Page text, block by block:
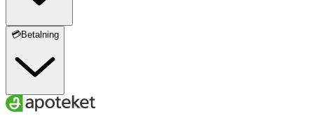
💳Betalning